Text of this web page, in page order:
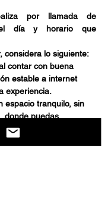
por llamada de
día y horario que
considera lo siguiente:
contar con buena
estable a internet
experiencia.
espacio tranquilo, sin
donde puedas
activamente.